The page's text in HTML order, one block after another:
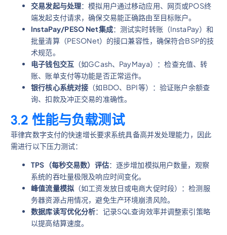
交易发起与处理：模拟用户通过移动应用、网页或POS终
端发起支付请求，确保交易能正确路由至目标账户。
InstaPay/PESO Net集成：测试实时转账（InstaPay）和
批量清算（PESONet）的接口兼容性，确保符合BSP的技
术规范。
电子钱包交互（如GCash、PayMaya）：检查充值、转
账、账单支付等功能是否正常运作。
银行核心系统对接（如BDO、BPI等）：验证账户余额查
询、扣款及冲正交易的准确性。
3.2 性能与负载测试
菲律宾数字支付的快速增长要求系统具备高并发处理能力，因此
需进行以下压力测试：
TPS（每秒交易数）评估：逐步增加模拟用户数量，观察
系统的吞吐量极限及响应时间变化。
峰值流量模拟（如工资发放日或电商大促时段）：检测服
务器资源占用情况，避免生产环境崩溃风险。
数据库读写优化分析：记录SQL查询效率并调整索引策略
以提高结算速度。